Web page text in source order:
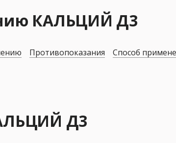
КАЛЬЦИЙ Д3
Противопоказания Способ
Д3